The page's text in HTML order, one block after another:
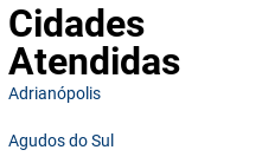
Cidades
Atendidas
Adrianópolis
Agudos do Sul